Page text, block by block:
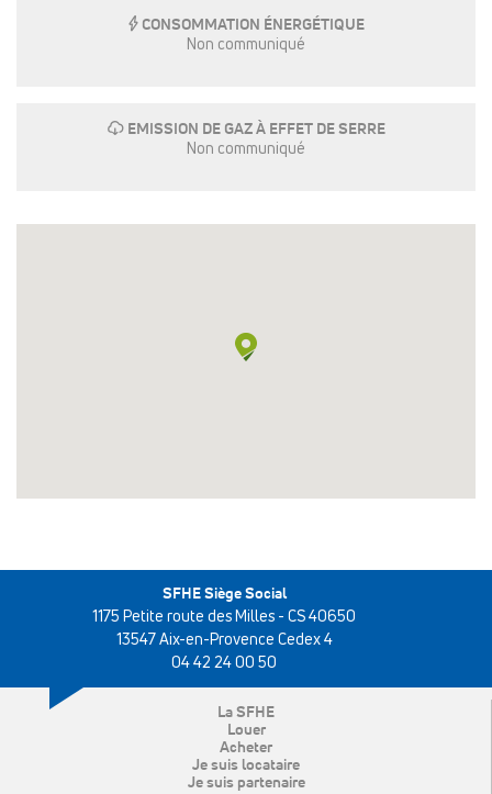
E CONSOMMATION ÉNERGÉTIQUE
Non communiqué
g EMISSION DE GAZ À EFFET DE SERRE
Non communiqué
SFHE Siège Social
1175 Petite route des Milles - CS 40650
13547 Aix-en-Provence Cedex 4
04 42 24 00 50
La SFHE
Louer
Acheter
Je suis locataire
Je suis partenaire